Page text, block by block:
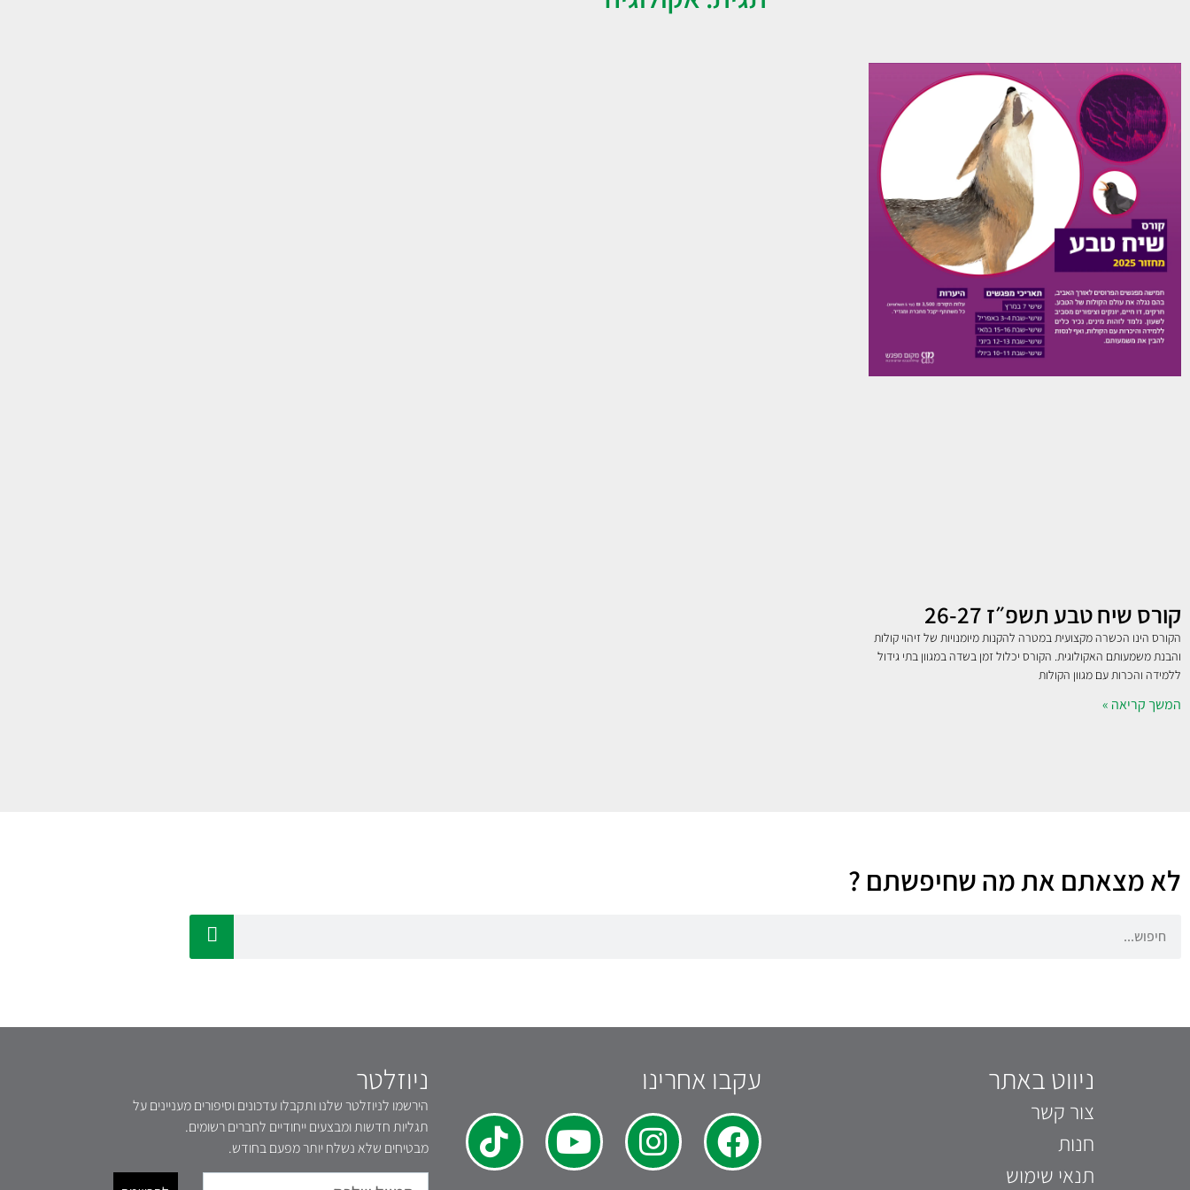
קורס שיח טבע תשפ״ז 26-27
הקורס הינו הכשרה מקצועית במטרה להקנות מיומנויות של זיהוי קולות
והבנת משמעותם האקולוגית. הקורס יכלול זמן בשדה במגוון בתי גידול
ללמידה והכרות עם מגוון הקולות
המשך קריאה »
לא מצאתם את מה שחיפשתם ?
ניווט באתר
צור קשר
חנות
תנאי שימוש
עקבו אחרינו ניוזלטר
הירשמו לניוזלטר שלנו ותקבלו עדכונים וסיפורים מעניינים על
תגליות חדשות ומבצעים ייחודיים לחברים רשומים.
מבטיחים שלא נשלח יותר מפעם בחודש.